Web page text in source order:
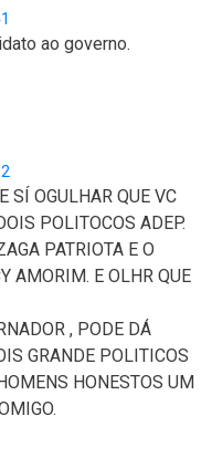
ao governo.
SÍ OGULHAR QUE VC
POLITOCOS ADEP.
PATRIOTA E O
AMORIM. E OLHR QUE
, PODE DÁ
GRANDE POLITICOS
HONESTOS UM